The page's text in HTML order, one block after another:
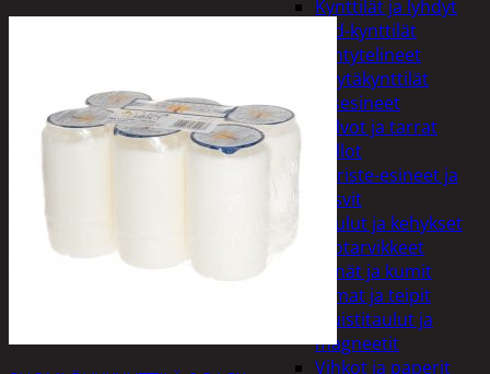
Kynttilät ja lyhdyt
Led-kynttilät
Lyhtytelineet
Pöytäkynttilät
Sisustusesineet
Kalvot ja tarrat
Kellot
Koriste-esineet ja
kasvit
Taulut ja kehykset
Toimistotarvikkeet
Kynät ja kumit
Liimat ja teipit
Muistitaulut ja
magneetit
Vihkot ja paperit